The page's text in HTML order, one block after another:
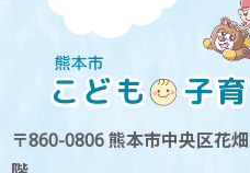
〒860-0806 熊本市中央区花